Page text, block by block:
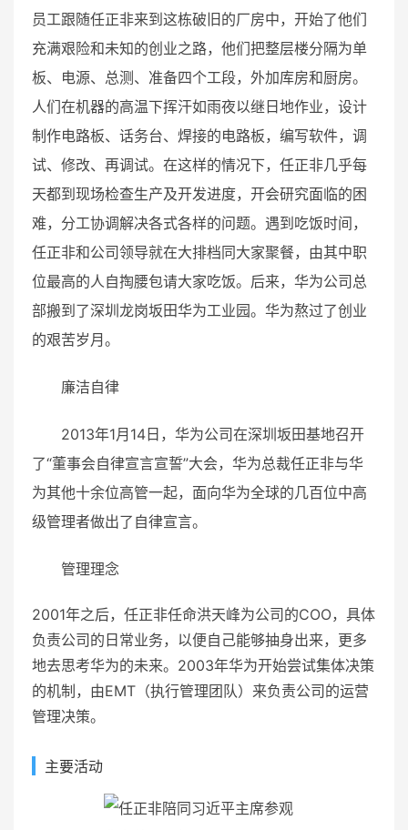
员工跟随任正非来到这栋破旧的厂房中，开始了他们
充满艰险和未知的创业之路，他们把整层楼分隔为单
板、电源、总测、准备四个工段，外加库房和厨房。
人们在机器的高温下挥汗如雨夜以继日地作业，设计
制作电路板、话务台、焊接的电路板，编写软件，调
试、修改、再调试。在这样的情况下，任正非几乎每
天都到现场检查生产及开发进度，开会研究面临的困
难，分工协调解决各式各样的问题。遇到吃饭时间，
任正非和公司领导就在大排档同大家聚餐，由其中职
位最高的人自掏腰包请大家吃饭。后来，华为公司总
部搬到了深圳龙岗坂田华为工业园。华为熬过了创业
的艰苦岁月。
廉洁自律
2013年1月14日，华为公司在深圳坂田基地召开
了“董事会自律宣言宣誓”大会，华为总裁任正非与华
为其他十余位高管一起，面向华为全球的几百位中高
级管理者做出了自律宣言。
管理理念
2001年之后，任正非任命洪天峰为公司的COO，具体
负责公司的日常业务，以便自己能够抽身出来，更多
地去思考华为的未来。2003年华为开始尝试集体决策
的机制，由EMT（执行管理团队）来负责公司的运营
管理决策。
主要活动